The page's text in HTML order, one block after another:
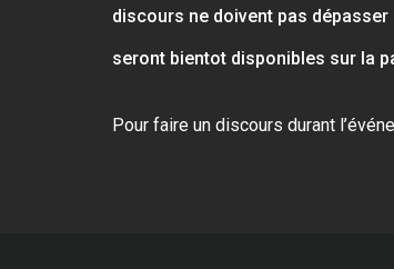
discours ne doivent pas
seront bientot disponibles sur la
Pour faire un discours durant